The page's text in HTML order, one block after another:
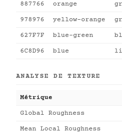
887766 orange
978976 yellow-orange
627F7F blue-green
6C8D96 blue
ANALYSE DE TEXTURE
Métrique
Global Roughness
Mean Local Roughness